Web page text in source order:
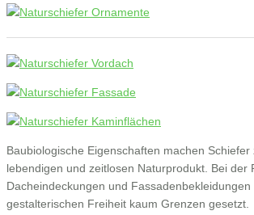
Baubiologische Eigenschaften machen Schiefer
lebendigen und zeitlosen Naturprodukt. Bei der
Dacheindeckungen und Fassadenbekleidungen
gestalterischen Freiheit kaum Grenzen gesetzt.